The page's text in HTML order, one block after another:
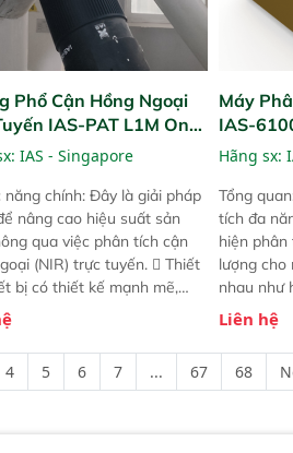
Phổ Cận Hồng Ngoại
IAS-PAT L1M On-
IAS - Singapore
năng chính: Đây là giải pháp
nâng cao hiệu suất sản
qua việc phân tích cận
(NIR) trực tuyến.  Thiết
bị có thiết kế mạnh mẽ,
hóa, hỗ trợ tản nhiệt tăng
và đã qua kiểm tra áp suất
ngặt.  Cam kết: Mang lại
theo dõi thông số theo
Máy
IAS-
Hãng sx:
Tổng
tích đa
hiện phân
lượng cho
nhau như
chất lỏng.
kỳ ai
đa thành
đơn giản,
Liên hệ
4 5 6 7 ... 67 68